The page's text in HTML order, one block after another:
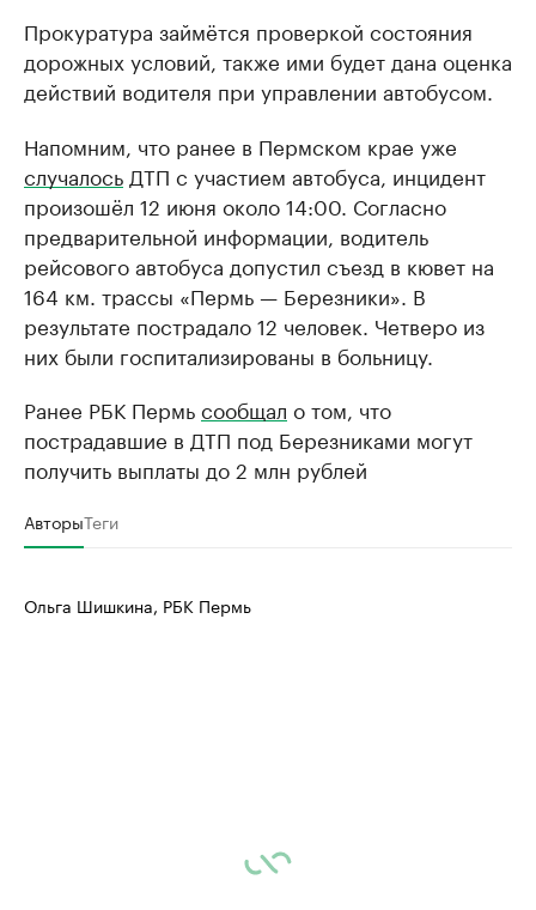
Прокуратура займётся проверкой состояния
дорожных условий, также ими будет дана оценка
действий водителя при управлении автобусом.
Напомним, что ранее в Пермском крае уже
случалось ДТП с участием автобуса, инцидент
произошёл 12 июня около 14:00. Согласно
предварительной информации, водитель
рейсового автобуса допустил съезд в кювет на
164 км. трассы «Пермь — Березники». В
результате пострадало 12 человек. Четверо из
них были госпитализированы в больницу.
Ранее РБК Пермьсообщал о том, что
пострадавшие в ДТП под Березниками могут
получить выплаты до 2 млн рублей
АвторыТеги
Ольга Шишкина, РБК Пермь